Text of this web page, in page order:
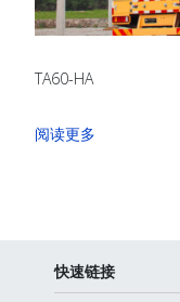
TA60-HA
阅读更多
快速链接